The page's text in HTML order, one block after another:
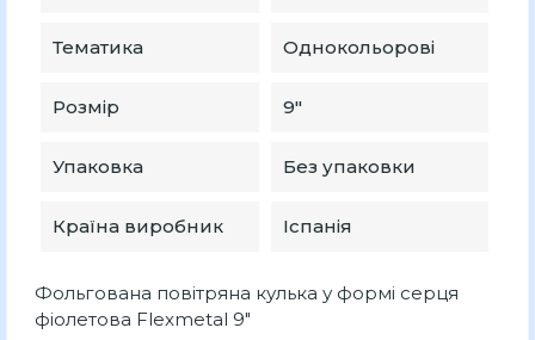
Тематика Однокольорові
Розмір 9″
Упаковка Без упаковки
Країна виробник Іспанія
Фольгована повітряна кулька у формі серця
фіолетова Flexmetal 9"